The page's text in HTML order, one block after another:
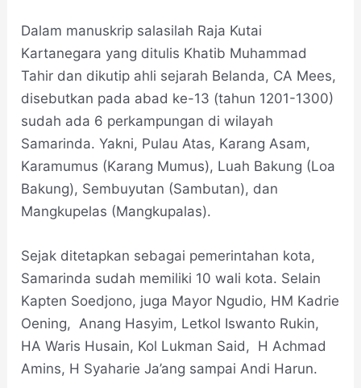
Dalam manuskrip salasilah Raja Kutai
Kartanegara yang ditulis Khatib Muhammad
Tahir dan dikutip ahli sejarah Belanda, CA Mees,
disebutkan pada abad ke-13 (tahun 1201-1300)
sudah ada 6 perkampungan di wilayah
Samarinda. Yakni, Pulau Atas, Karang Asam,
Karamumus (Karang Mumus), Luah Bakung (Loa
Bakung), Sembuyutan (Sambutan), dan
Mangkupelas (Mangkupalas).
Sejak ditetapkan sebagai pemerintahan kota,
Samarinda sudah memiliki 10 wali kota. Selain
Kapten Soedjono, juga Mayor Ngudio, HM Kadrie
Oening, Anang Hasyim, Letkol Iswanto Rukin,
HA Waris Husain, Kol Lukman Said, H Achmad
Amins, H Syaharie Ja’ang sampai Andi Harun.